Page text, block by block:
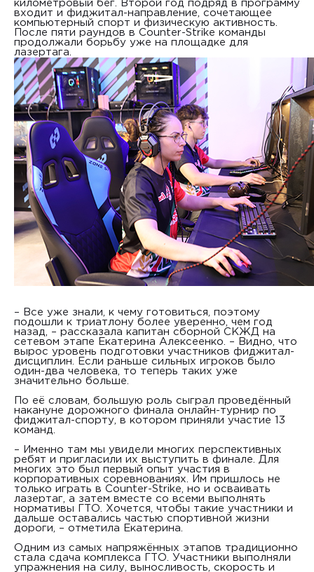
километровый бег. Второй год подряд в программу
входит и фиджитал-направление, сочетающее
компьютерный спорт и физическую активность.
После пяти раундов в Counter-Strike команды
продолжали борьбу уже на площадке для
лазертага.
– Все уже знали, к чему готовиться, поэтому
подошли к триатлону более уверенно, чем год
назад, – рассказала капитан сборной СКЖД на
сетевом этапе Екатерина Алексеенко. – Видно, что
вырос уровень подготовки участников фиджитал-
дисциплин. Если раньше сильных игроков было
один-два человека, то теперь таких уже
значительно больше.
По её словам, большую роль сыграл проведённый
накануне дорожного финала онлайн-турнир по
фиджитал-спорту, в котором приняли участие 13
команд.
– Именно там мы увидели многих перспективных
ребят и пригласили их выступить в финале. Для
многих это был первый опыт участия в
корпоративных соревнованиях. Им пришлось не
только играть в Counter-Strike, но и осваивать
лазертаг, а затем вместе со всеми выполнять
нормативы ГТО. Хочется, чтобы такие участники и
дальше оставались частью спортивной жизни
дороги, – отметила Екатерина.
Одним из самых напряжённых этапов традиционно
стала сдача комплекса ГТО. Участники выполняли
упражнения на силу, выносливость, скорость и